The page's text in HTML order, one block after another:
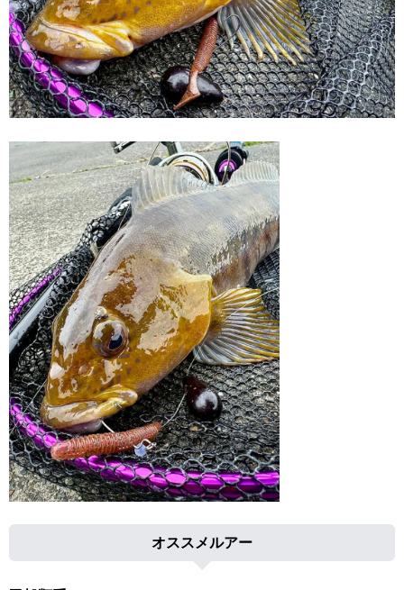
オススメルアー